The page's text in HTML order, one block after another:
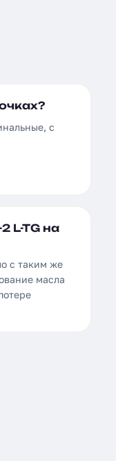
с
L-TG на
с таким же
масла